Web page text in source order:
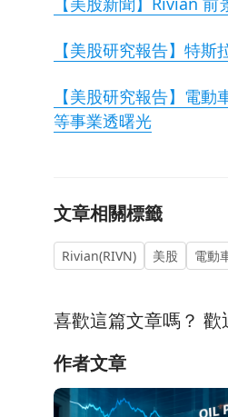
【美股研究報告】特
【美股研究報告】電
等事業透曙光
文章相關標籤
Rivian(RIVN) 美股 電動
喜歡這篇文章嗎？歡
作者文章